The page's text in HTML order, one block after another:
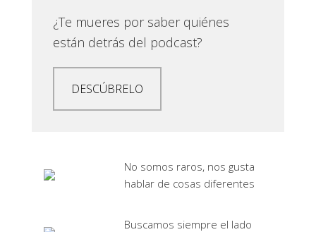
¿Te mueres por saber quiénes
están detrás del podcast?
DESCÚBRELO
No somos raros, nos gusta
hablar de cosas diferentes
Buscamos siempre el lado